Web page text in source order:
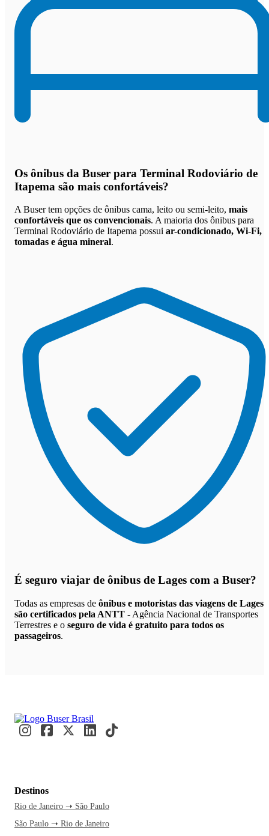
Os ônibus da Buser para Terminal Rodoviário de
Itapema são mais confortáveis?
A Buser tem opções de ônibus cama, leito ou semi-leito, mais
confortáveis que os convencionais. A maioria dos ônibus para
Terminal Rodoviário de Itapema possui ar-condicionado, Wi-Fi,
tomadas e água mineral.
É seguro viajar de ônibus de Lages com a Buser?
Todas as empresas de ônibus e motoristas das viagens de Lages
são certificados pela ANTT - Agência Nacional de Transportes
Terrestres e o seguro de vida é gratuito para todos os
passageiros.
Destinos
Rio de Janeiro ➝ São Paulo
São Paulo ➝ Rio de Janeiro